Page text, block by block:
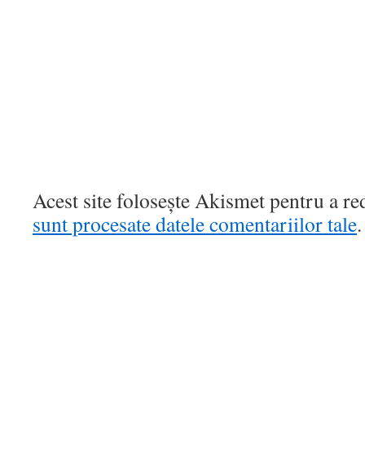
Acest site folosește Akismet pentru a
sunt procesate datele comentariilor tale.